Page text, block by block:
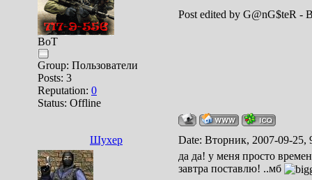
BoT
Group: Пользователи
Posts: 3
Reputation: 0
Status: Offline
Post edited by G@nG$teR -
Шухер Date: Вторник, 2007-09-25,
да да! у меня просто
завтра поставлю! ..мб